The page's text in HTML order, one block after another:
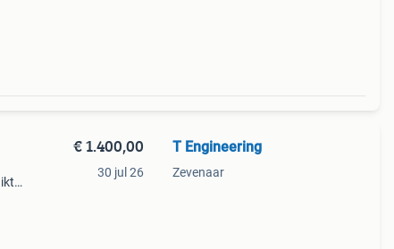
€ 1.400,00
30 jul 26
T Engineering
Zevenaar